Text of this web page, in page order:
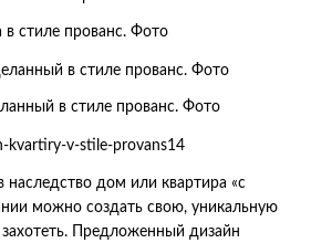
в стиле прованс. Фото
в стиле прованс. Фото
дом или квартира «с
можно создать свою, уникальную
Предложенный дизайн